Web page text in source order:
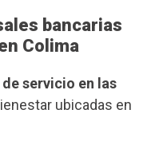
bancarias
Colima
servicio en las
ubicadas en